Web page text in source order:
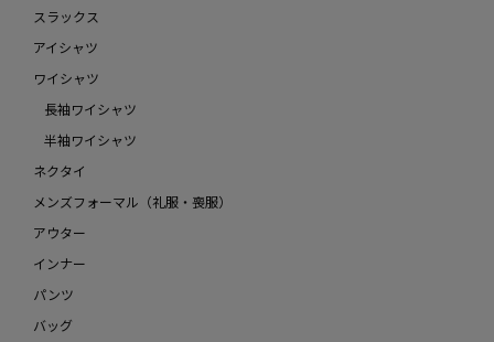
スラックス
アイシャツ
ワイシャツ
長袖ワイシャツ
半袖ワイシャツ
ネクタイ
メンズフォーマル（礼服・喪服）
アウター
インナー
パンツ
バッグ